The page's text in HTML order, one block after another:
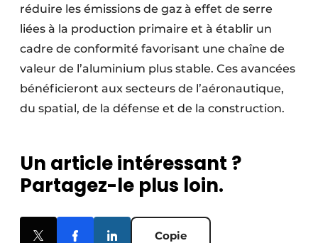
réduire les émissions de gaz à effet de serre
liées à la production primaire et à établir un
cadre de conformité favorisant une chaîne de
valeur de l’aluminium plus stable. Ces avancées
bénéficieront aux secteurs de l’aéronautique,
du spatial, de la défense et de la construction.
Un article intéressant ?
Partagez-le plus loin.
Copie